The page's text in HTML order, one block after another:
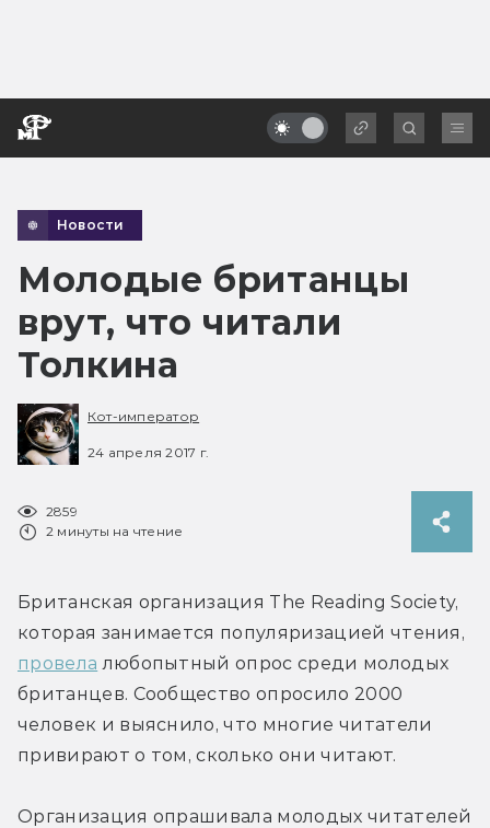
Новости
Молодые британцы
врут, что читали
Толкина
Кот-император
24 апреля 2017 г.
2859
2 минуты на чтение
Британская организация The Reading Society,
провела любопытный опрос среди молодых
британцев. Сообщество опросило 2000
человек и выяснило, что многие читатели
привирают о том, сколько они читают.
Организация опрашивала молодых читателей